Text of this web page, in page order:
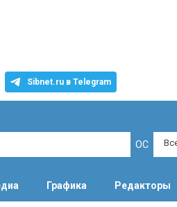
Sibnet.ru в Telegram
ОС
Графика Редакторы